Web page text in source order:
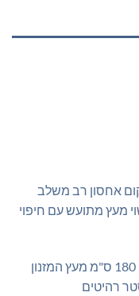
אורך 180 ס"מ עם מקום אחסון רב משלב
מעץ מתועש עם חיפוי
אז אם גם אתם מחפשים בגוגל מזנון סלון 180 ס"מ מעץ המזנון
רהיטים